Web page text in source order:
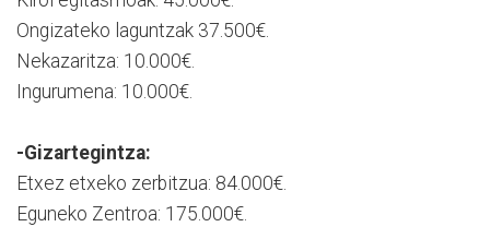
Ongizateko laguntzak 37.500€.
Nekazaritza: 10.000€.
Ingurumena: 10.000€.
-Gizartegintza:
Etxez etxeko zerbitzua: 84.000€.
Eguneko Zentroa: 175.000€.